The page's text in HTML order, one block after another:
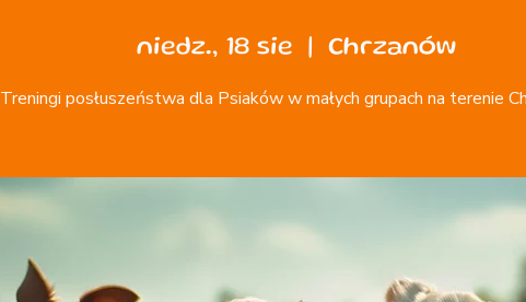
niedz., 18 sie
  |
Chrzanów
Treningi posłuszeństwa dla Psiaków w małych grupach na terenie